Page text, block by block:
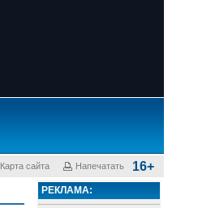
Карта сайта Напечатать 16+
РЕКЛАМА: